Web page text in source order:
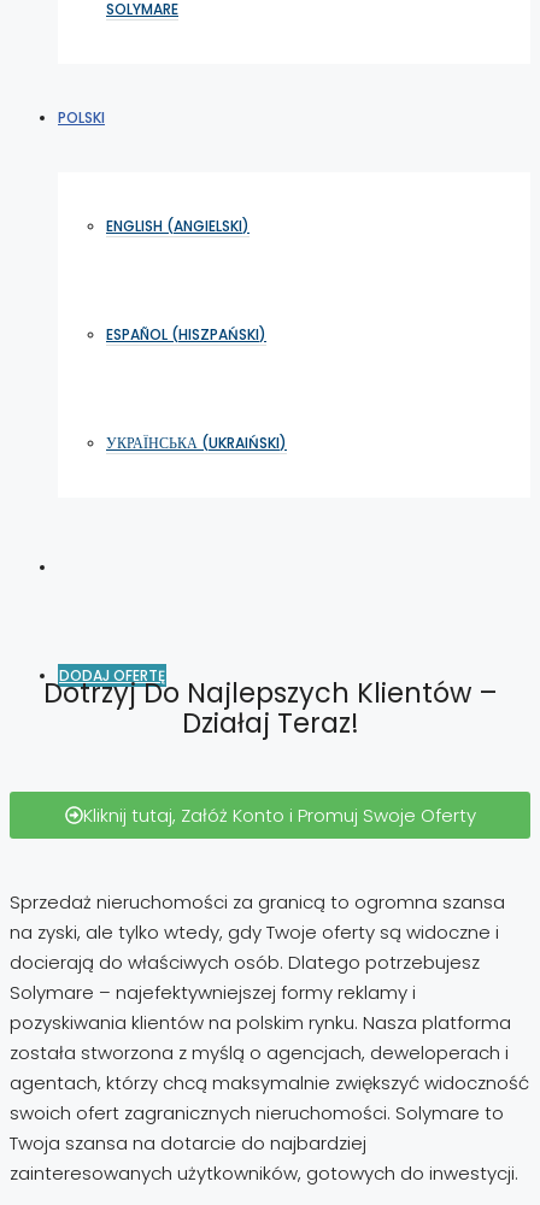
SOLYMARE
POLSKI
ENGLISH (ANGIELSKI)
ESPAÑOL (HISZPAŃSKI)
УКРАЇНСЬКА (UKRAIŃSKI)
DODAJ OFERTĘ
Dotrzyj Do Najlepszych Klientów –
Działaj Teraz!
Kliknij tutaj, Załóż Konto i Promuj Swoje Oferty
Sprzedaż nieruchomości za granicą to ogromna szansa
na zyski, ale tylko wtedy, gdy Twoje oferty są widoczne i
docierają do właściwych osób. Dlatego potrzebujesz
Solymare – najefektywniejszej formy reklamy i
pozyskiwania klientów na polskim rynku. Nasza platforma
została stworzona z myślą o agencjach, deweloperach i
agentach, którzy chcą maksymalnie zwiększyć widoczność
swoich ofert zagranicznych nieruchomości. Solymare to
Twoja szansa na dotarcie do najbardziej
zainteresowanych użytkowników, gotowych do inwestycji.